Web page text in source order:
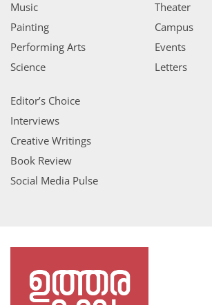
Music
Painting
Performing Arts
Science
Theater
Campus
Events
Letters
Editor’s Choice
Interviews
Creative Writings
Book Review
Social Media Pulse